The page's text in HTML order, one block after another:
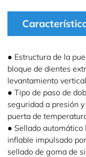
● Estructura de la
bloque de dientes
levantamiento
● Tipo de paso de
seguridad a presión
puerta de
● Sellado
inflable impulsado
sellado de goma de